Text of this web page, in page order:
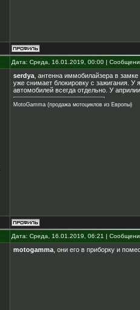
Дата: Среда, 16.01.2019, 00:00 |
serdya , антенна иммобилайзера в
уже снимает блокировку с зажигания. У
автомобилей всегда отдельно. У
MotoGamma (продажа мотоциклов из Европы)
Дата: Среда, 16.01.2019, 06:21 |
motogamma , они его в приборку и